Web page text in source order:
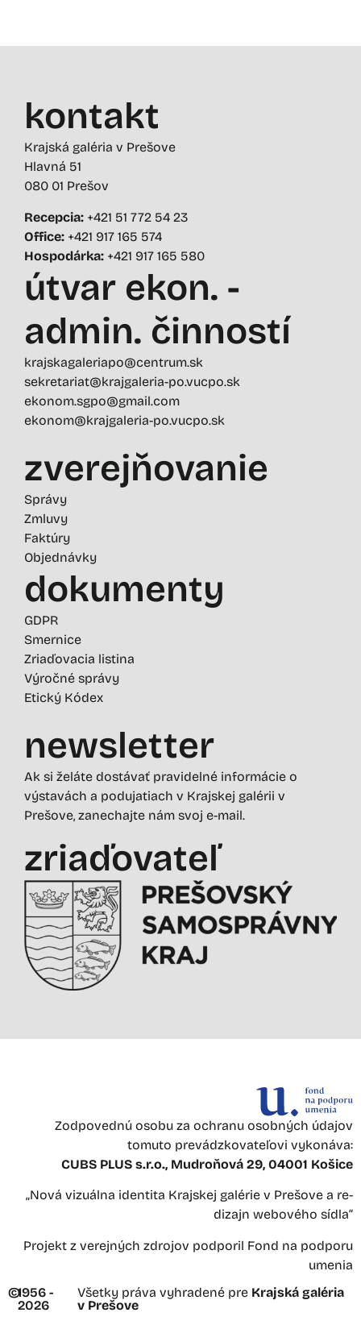
kontakt
Krajská galéria v Prešove
Hlavná 51
080 01 Prešov
Recepcia: +421 51 772 54 23
Office: +421 917 165 574
Hospodárka: +421 917 165 580
útvar ekon. -
admin. činností
krajskagaleriapo@centrum.sk
sekretariat@krajgaleria-po.vucpo.sk
ekonom.sgpo@gmail.com
ekonom@krajgaleria-po.vucpo.sk
zverejňovanie
Správy
Zmluvy
Faktúry
Objednávky
dokumenty
GDPR
Smernice
Zriaďovacia listina
Výročné správy
Etický Kódex
newsletter
Ak si želáte dostávať pravidelné informácie o
výstavách a podujatiach v Krajskej galérii v
Prešove, zanechajte nám svoj e-mail.
zriaďovateľ
Zodpovednú osobu za ochranu osobných údajov
tomuto prevádzkovateľovi vykonáva:
CUBS PLUS s.r.o., Mudroňová 29, 04001 Košice
„Nová vizuálna identita Krajskej galérie v Prešove a re-
dizajn webového sídla“
Projekt z verejných zdrojov podporil Fond na podporu
umenia
©1956 -
2026
Všetky práva vyhradené pre Krajská galéria
v Prešove